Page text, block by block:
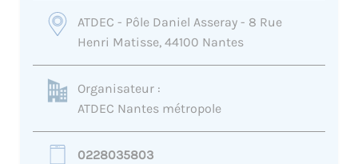
ATDEC - Pôle Daniel Asseray - 8 Rue
Henri Matisse, 44100 Nantes
Organisateur :
ATDEC Nantes métropole
0228035803